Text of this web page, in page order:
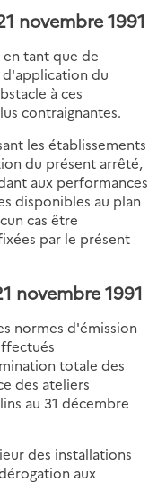
novembre 1991
tant que de
du
à ces
contraignantes.
les établissements
du présent arrêté,
aux performances
disponibles au plan
cas être
par le présent
novembre 1991
normes d'émission
totale des
des ateliers
au 31 décembre
des installations
aux